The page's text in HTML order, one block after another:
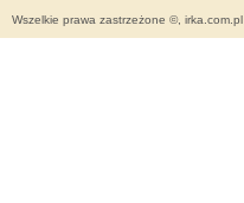
Wszelkie prawa zastrzeżone ©, irka.com.pl